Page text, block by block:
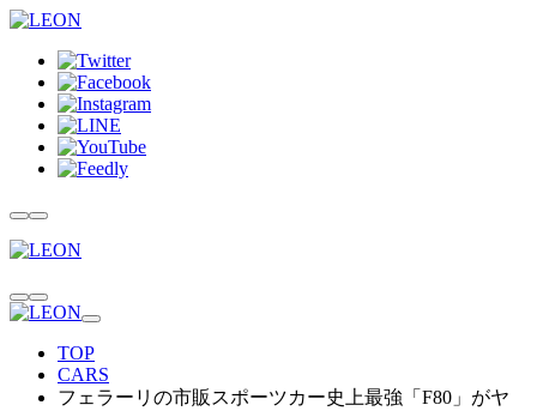
TOP
CARS
フェラーリの市販スポーツカー史上最強「F80」がヤ